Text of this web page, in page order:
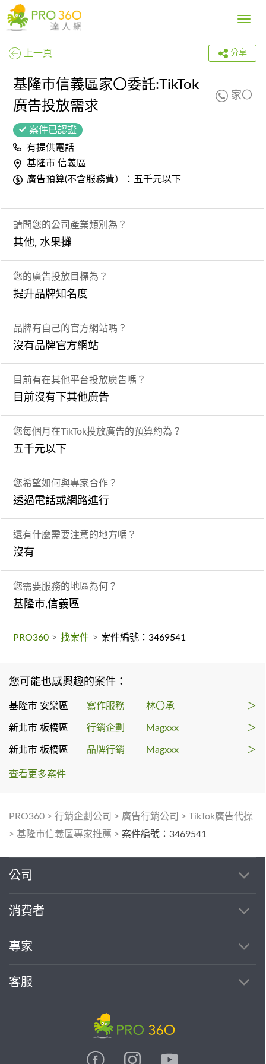
Toggle
上一頁 分享
基隆市信義區家〇委託:TikTok
廣告投放需求
家〇
案件已認證
有提供電話
基隆市 信義區
廣告預算(不含服務費）：五千元以下
請問您的公司產業類別為？
其他, 水果攤
您的廣告投放目標為？
提升品牌知名度
品牌有自己的官方網站嗎？
沒有品牌官方網站
目前有在其他平台投放廣告嗎？
目前沒有下其他廣告
您每個月在TikTok投放廣告的預算約為？
五千元以下
您希望如何與專家合作？
透過電話或網路進行
還有什麼需要注意的地方嗎？
沒有
您需要服務的地區為何？
基隆市,信義區
PRO360 > 找案件 > 案件編號：3469541
您可能也感興趣的案件：
基隆市 安樂區 寫作服務 林〇承 ＞
新北市 板橋區 行銷企劃 Magxxx ＞
新北市 板橋區 品牌行銷 Magxxx ＞
查看更多案件
PRO360 > 行銷企劃公司 > 廣告行銷公司 > TikTok廣告代操
> 基隆市信義區專家推薦 > 案件編號：3469541
公司
消費者
專家
客服